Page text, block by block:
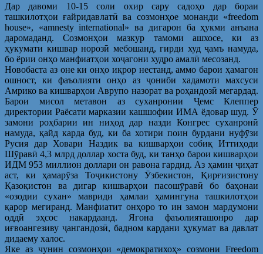
Дар давоми 10-15 соли охир сару садоҳо дар бораи
ташкилотҳои ғайридавлатӣ ва созмонҳое монанди «freedom
house», «amnesty international» ва дигарон ба ҳукми анъана
даромаданд. Созмонҳои мазкур тамоми ашхосе, ки аз
ҳукумати кишвар норозӣ мебошанд, гирди худ ҷамъ намуда,
бо ёрии онҳо манфиатҳои хоҷагони худро амалӣ месозанд.
Новобаста аз оне ки онҳо иқрор нестанд, аммо барои ҳамагон
ошност, ки фаъолияти онҳо аз ҷониби хадамоти махсуси
Амрико ва кишварҳои Аврупо назорат ва роҳандозӣ мегардад.
Барои мисол метавон аз суханронии Ҷемс Клеппер
директории Раёсати марказии кашшофии ИМА ёдовар шуд. Ӯ
замони роҳбарии ин ниҳод дар назди Конгрес суханронӣ
намуда, қайд карда буд, ки ба хотири поин бурдани нуфӯзи
Русия дар Ховари Наздик ва кишварҳои собиқ Иттиҳоди
Шӯравӣ 4,3 млрд доллар хоста буд, ки танҳо барои кишварҳои
ИДМ 953 миллион доллари он равона гардид. Аз ҳамин ҷиҳат
аст, ки ҳамарӯза Тоҷикистону Ӯзбекистон, Қирғизистону
Қазоқистон ва дигар кишварҳои пасошӯравӣ бо баҳонаи
«озодии сухан» мавриди ҳамлаи ҳамингуна ташкилотҳои
қарор мегиранд. Манфиатит онҳоро то ин замон мардумони
оддӣ эҳсос накардаанд. Ягона фаъолияташонро дар
иғвоангезиву ҷангандозӣ, бадном кардани ҳукумат ва давлат
дидаему халос.
Яке аз чунин созмонҳои «демократихоҳ» созмони Freedom